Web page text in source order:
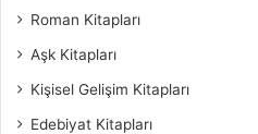
Roman Kitapları
Aşk Kitapları
Kişisel Gelişim Kitapları
Edebiyat Kitapları